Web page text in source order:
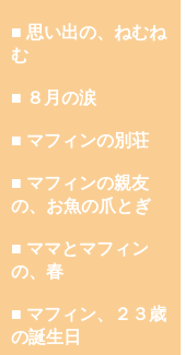
■ 思い出の、ねむね
む
■ ８月の涙
■ マフィンの別荘
■ マフィンの親友
の、お魚の爪とぎ
■ ママとマフィン
の、春
■ マフィン、２３歳
の誕生日